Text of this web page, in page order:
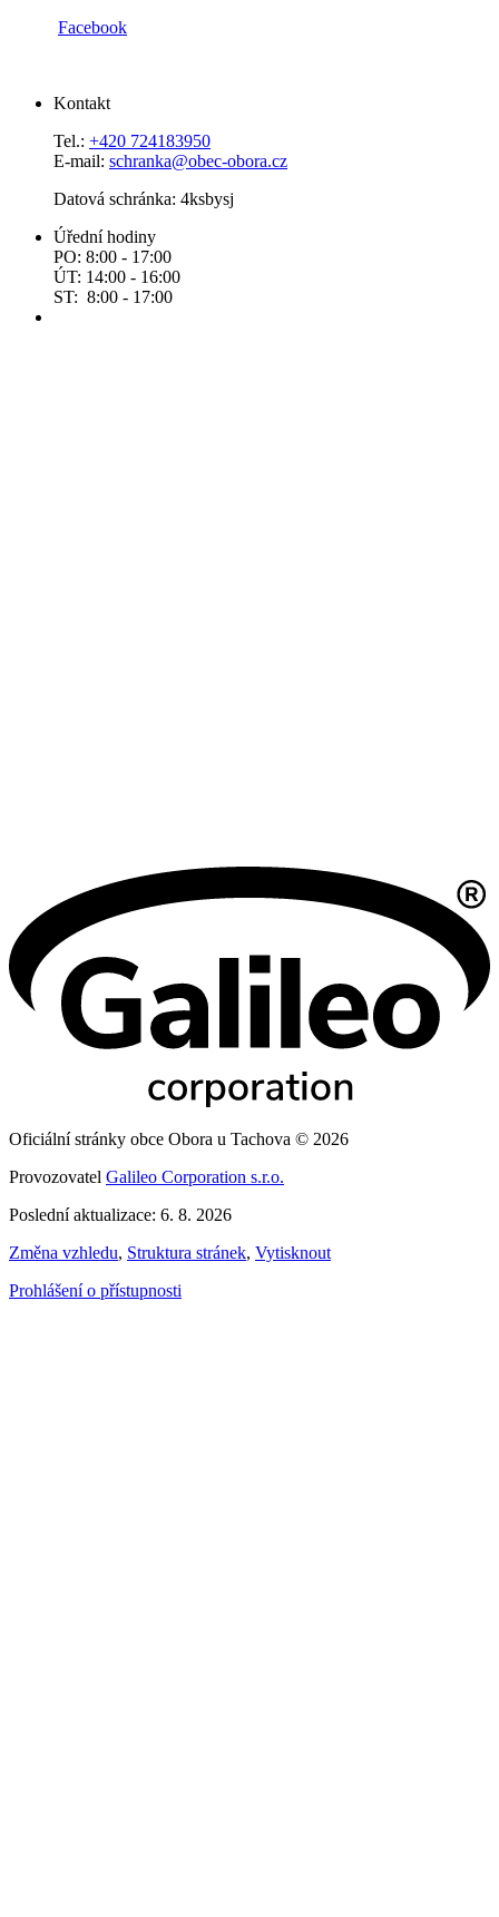
Facebook
Kontakt
Tel.: +420 724183950
E-mail: schranka@obec-obora.cz
Datová schránka: 4ksbysj
Úřední hodiny
PO: 8:00 - 17:00
ÚT: 14:00 - 16:00
ST: 8:00 - 17:00
Oficiální stránky obce Obora u Tachova © 2026
Provozovatel Galileo Corporation s.r.o.
Poslední aktualizace: 6. 8. 2026
Změna vzhledu, Struktura stránek, Vytisknout
Prohlášení o přístupnosti